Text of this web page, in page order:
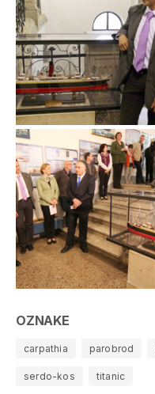
OZNAKE
carpathia parobrod
serdo-kos titanic